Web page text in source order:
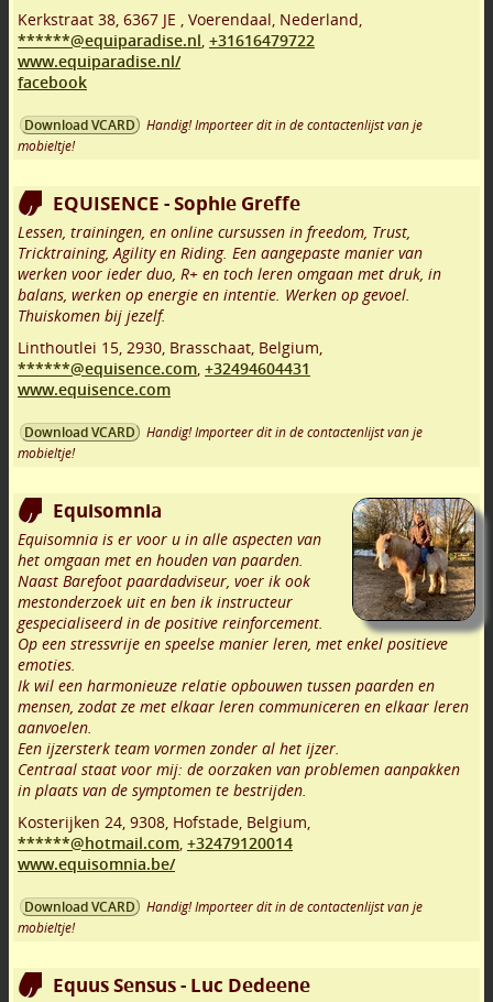
Kerkstraat 38, 6367 JE , Voerendaal, Nederland,
******@equiparadise.nl, +31616479722
www.equiparadise.nl/
facebook
Download VCARD
Handig! Importeer dit in de contactenlijst van je
mobieltje!
EQUISENCE - Sophie Greffe
Lessen, trainingen, en online cursussen in freedom, Trust,
Tricktraining, Agility en Riding. Een aangepaste manier van
werken voor ieder duo, R+ en toch leren omgaan met druk, in
balans, werken op energie en intentie. Werken op gevoel.
Thuiskomen bij jezelf.
Linthoutlei 15, 2930, Brasschaat, Belgium,
******@equisence.com, +32494604431
www.equisence.com
Download VCARD
Handig! Importeer dit in de contactenlijst van je
mobieltje!
Equisomnia
Equisomnia is er voor u in alle aspecten van
het omgaan met en houden van paarden.
Naast Barefoot paardadviseur, voer ik ook
mestonderzoek uit en ben ik instructeur
gespecialiseerd in de positive reinforcement.
Op een stressvrije en speelse manier leren, met enkel positieve
emoties.
Ik wil een harmonieuze relatie opbouwen tussen paarden en
mensen, zodat ze met elkaar leren communiceren en elkaar leren
aanvoelen.
Een ijzersterk team vormen zonder al het ijzer.
Centraal staat voor mij: de oorzaken van problemen aanpakken
in plaats van de symptomen te bestrijden.
Kosterijken 24, 9308, Hofstade, Belgium,
******@hotmail.com, +32479120014
www.equisomnia.be/
Download VCARD
Handig! Importeer dit in de contactenlijst van je
mobieltje!
Equus Sensus - Luc Dedeene